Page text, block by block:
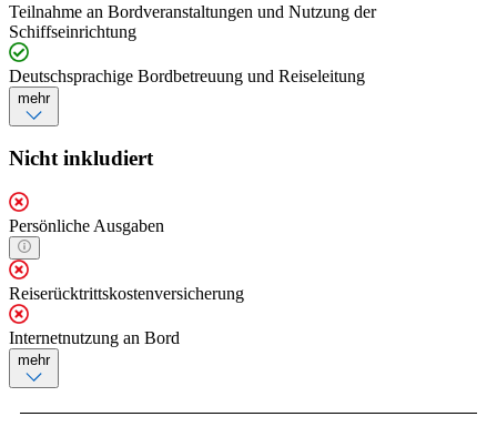
Teilnahme an Bordveranstaltungen und Nutzung der
Schiffseinrichtung
Deutschsprachige Bordbetreuung und Reiseleitung
mehr
Nicht inkludiert
Persönliche Ausgaben
Reiserücktrittskostenversicherung
Internetnutzung an Bord
mehr